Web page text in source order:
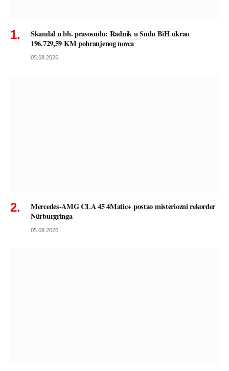
Skandal u bh. pravosuđu: Radnik u Sudu BiH ukrao
196.729,59 KM pohranjenog novca
05.08.2026
Mercedes-AMG CLA 45 4Matic+ postao misteriozni rekorder
Nürburgringa
05.08.2026